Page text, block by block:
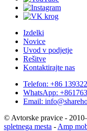
Izdelki
Novice
Uvod v podjetje
Rešitve
Kontaktirajte nas
Telefon: +86
WhatsApp:
Email:
© Avtorske pravice -
spletnega mesta - Amp